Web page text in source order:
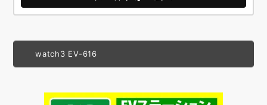
watch3 EV-616